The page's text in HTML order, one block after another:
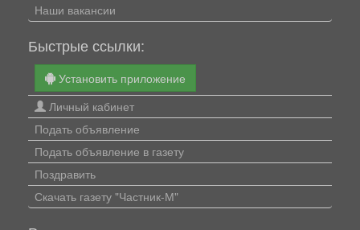
Наши вакансии
Быстрые ссылки:
Установить приложение
Личный кабинет
Подать объявление
Подать объявление в газету
Поздравить
Скачать газету "Частник-М"